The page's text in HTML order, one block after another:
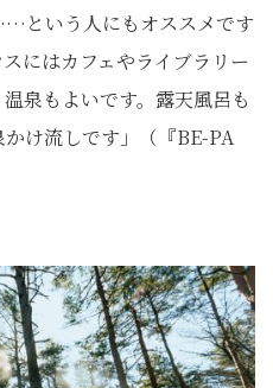
という人にもオススメです
にはカフェやライブラリー
泉もよいです。露天風呂も
け流しです」（『BE-PA